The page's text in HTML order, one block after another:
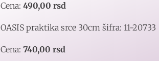
Cena: 490,00 rsd
OASIS praktika srce 30cm šifra: 11-20733
Cena: 740,00 rsd